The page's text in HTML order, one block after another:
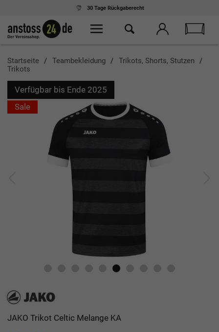
30 Tage Rückgaberecht
Startseite Teambekleidung
Trikots, Shorts, Stutzen
Trikots
Verfügbar bis Ende 2025
Sale
JAKO Trikot Celtic Melange KA